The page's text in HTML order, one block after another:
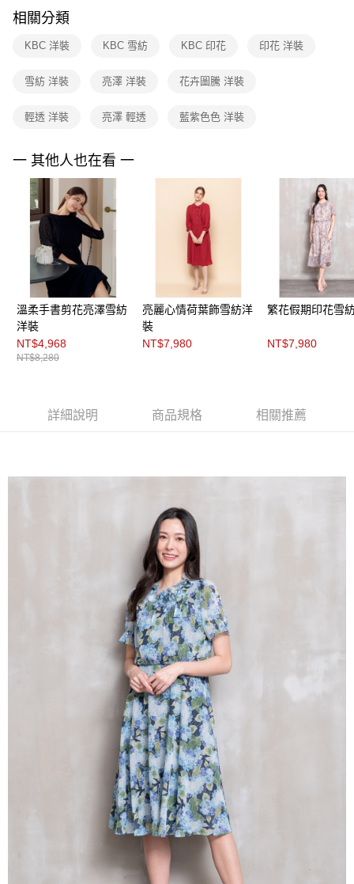
後付繳納相關費用。
※ 交易是否成功請以「AFTEE先享後付 」之結帳頁面顯示為準，若有關於
客戶支援中心」
https://netprotections.freshdesk.com/support/home
【注意事項】
權轉讓予恩沛科技股份有限公司。
https://aftee.tw/terms/#terms3
３．未成年的使用者請事先徵得法定代理人或監護人之同意方可使用
「AFTEE先享後付」，若未經同意申辦者引起之損失，本公司不負相關責
任。
４．使用「AFTEE先享後付」時，將依據個別帳號之用戶狀況，依本公司即
時審查核予不同之上限額度；若仍有額度不足之情形，本公司將視審查結果
請求用戶進行身份認證。
５．嚴禁一人註冊多個帳號或使用他人資訊註冊。若發現惡意使用之情形，
恩沛科技股份有限公司將有權停止該用戶之使用額度並採取法律行動。
離島宅配 (蘭嶼恕不配送)
每筆NT$200，滿NT$8,000(含以上)免運費
付款後門市自取
相關分類
KBC 洋裝 KBC 雪紡 KBC 印花 印花 洋裝
雪紡 洋裝 亮澤 洋裝 花卉圖騰 洋裝
輕透 洋裝 亮澤 輕透 藍紫色色 洋裝
一 其他人也在看 一
溫柔手書剪花亮澤雪紡
洋裝
NT$4,968
NT$8,280
亮麗心情荷葉飾雪紡洋
裝
NT$7,980
繁花假期印花雪
NT$7,980
詳細說明 商品規格 相關推薦